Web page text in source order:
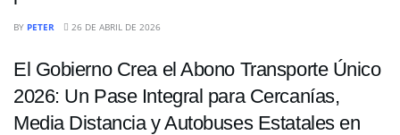
BY PETER 26 DE ABRIL DE 2026
El Gobierno Crea el Abono Transporte Único
2026: Un Pase Integral para Cercanías,
Media Distancia y Autobuses Estatales en